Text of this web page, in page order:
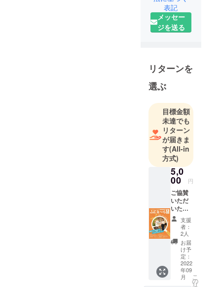
表記
メッセー
ジを送る
リターンを
選ぶ
目標金額
未達でも
リターン
が届きま
す(All-in
方式)
5,0
00 円
ご協賛
いただ
いた皆
さまの
お名前
を藤枝
地域情
報誌
「ふじ
え～
ら」
（10月
支援
者：
2人
お届
け予
定：
2022
年09
月
こ
の
リ